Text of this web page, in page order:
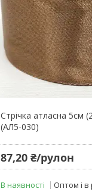
Стрічка атласна 5см
(АЛ5-030)
87,20 ₴/рулон
В наявності Оптом і в